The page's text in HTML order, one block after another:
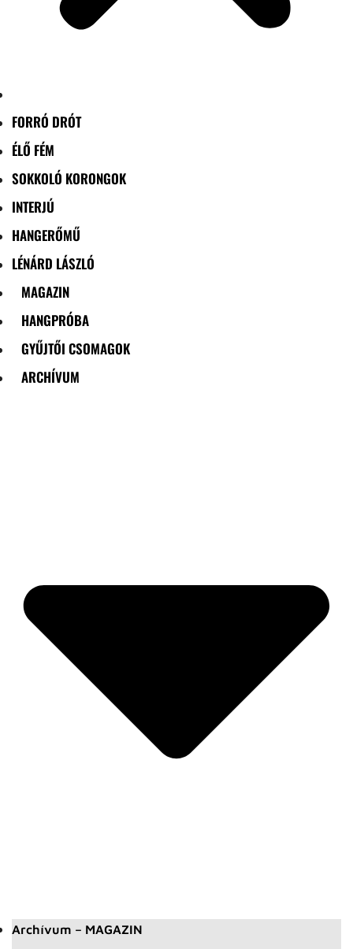
FORRÓ DRÓT
ÉLŐ FÉM
SOKKOLÓ KORONGOK
INTERJÚ
HANGERŐMŰ
LÉNÁRD LÁSZLÓ
MAGAZIN
HANGPRÓBA
GYŰJTŐI CSOMAGOK
ARCHÍVUM
Archívum – MAGAZIN